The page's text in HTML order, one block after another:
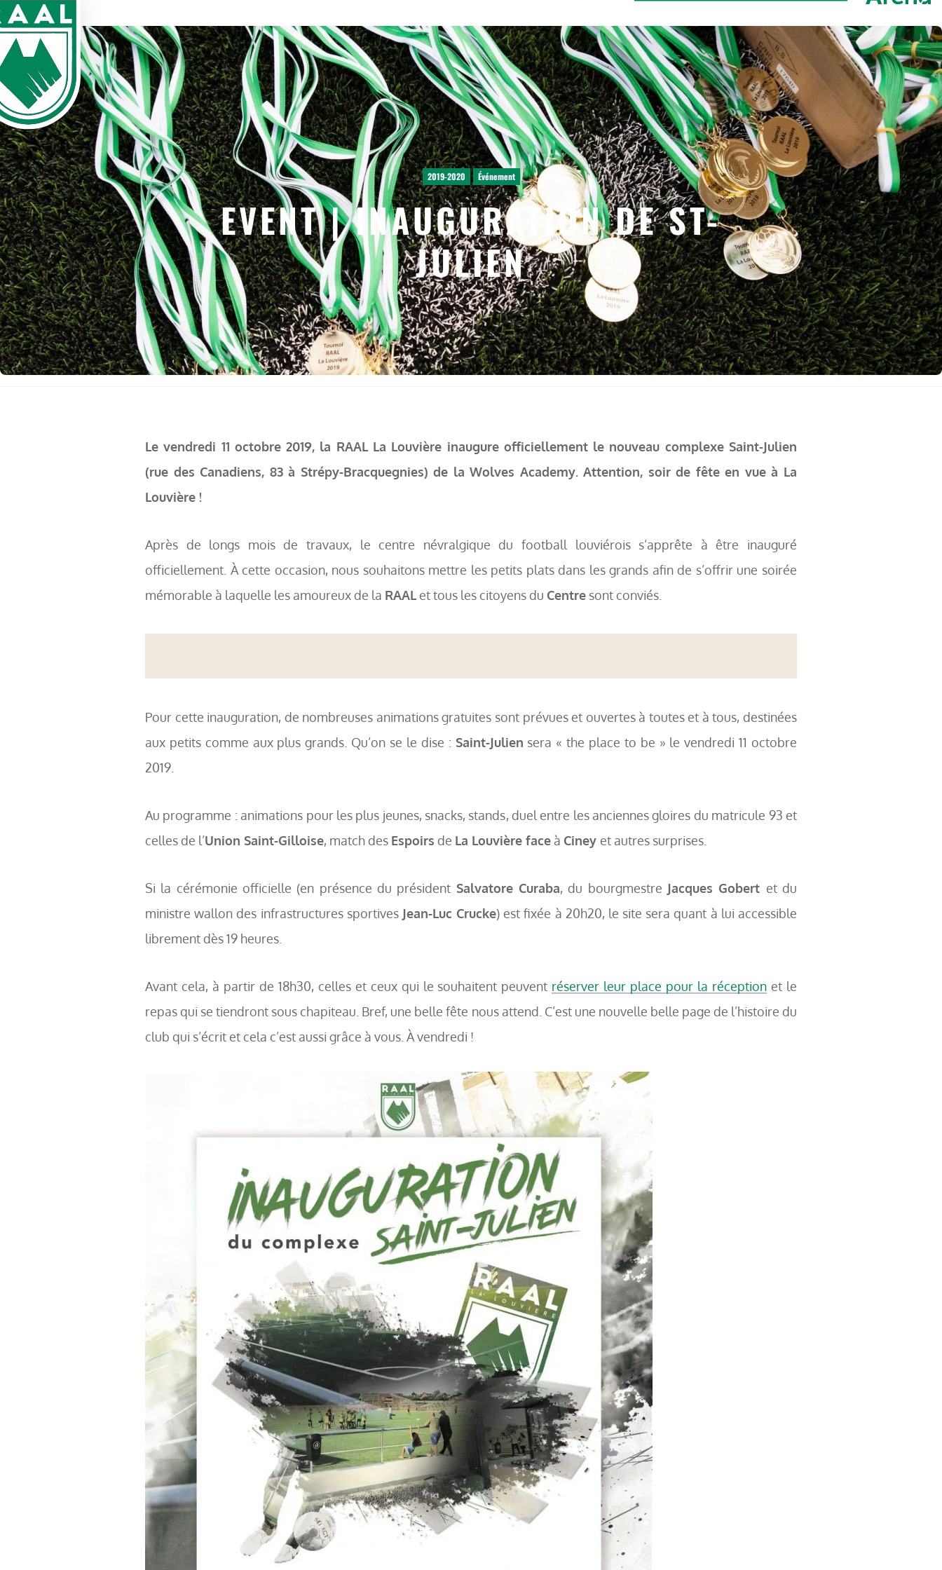
2019-2020 Événement
EVENT | INAUGURATION DE ST-
JULIEN
Le vendredi 11 octobre 2019, la RAAL La Louvière inaugure officiellement le nouveau complexe Saint-Julien
(rue des Canadiens, 83 à Strépy-Bracquegnies) de la Wolves Academy. Attention, soir de fête en vue à La
Louvière !
Après de longs mois de travaux, le centre névralgique du football louviérois s’apprête à être inauguré
officiellement. À cette occasion, nous souhaitons mettre les petits plats dans les grands afin de s’offrir une soirée
mémorable à laquelle les amoureux de la RAAL et tous les citoyens du Centre sont conviés.
Pour cette inauguration, de nombreuses animations gratuites sont prévues et ouvertes à toutes et à tous, destinées
aux petits comme aux plus grands. Qu’on se le dise : Saint-Julien sera « the place to be » le vendredi 11 octobre
2019.
Au programme : animations pour les plus jeunes, snacks, stands, duel entre les anciennes gloires du matricule 93 et
celles de l’Union Saint-Gilloise, match des Espoirs de La Louvière face à Ciney et autres surprises.
Si la cérémonie officielle (en présence du président Salvatore Curaba, du bourgmestre Jacques Gobert et du
ministre wallon des infrastructures sportives Jean-Luc Crucke) est fixée à 20h20, le site sera quant à lui accessible
librement dès 19 heures.
Avant cela, à partir de 18h30, celles et ceux qui le souhaitent peuvent réserver leur place pour la réception et le
repas qui se tiendront sous chapiteau. Bref, une belle fête nous attend. C’est une nouvelle belle page de l’histoire du
club qui s’écrit et cela c’est aussi grâce à vous. À vendredi !